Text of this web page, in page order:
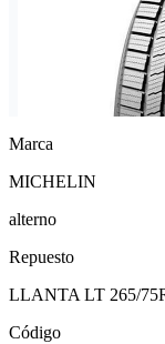
Marca
MICHELIN
alterno
Repuesto
LLANTA LT 265/
Código